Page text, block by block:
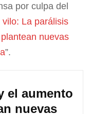
por culpa del
vilo: La parálisis
nuevas
”.
el aumento
nuevas